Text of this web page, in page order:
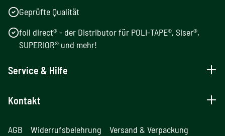
Geprüfte Qualität
foil direct® - der Distributor für POLI-TAPE®, Siser®,
SUPERIOR® und mehr!
Service & Hilfe
Kontakt
AGB Widerrufsbelehrung
Versand & Verpackung